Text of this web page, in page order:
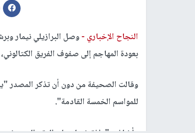
النجاح الإخباري -وصل البرازيلي نيمار
بعودة المهاجم إلى صفوف الفريق
وقالت الصحيفة من دون أن تذكر المصدر
للمواسم الخمسة القادمة".